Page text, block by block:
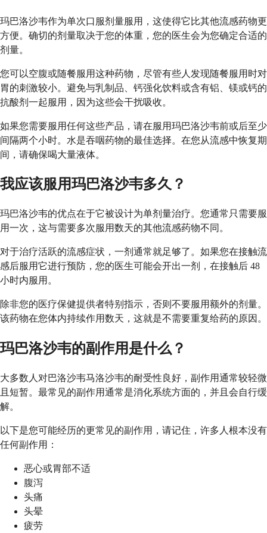
玛巴洛沙韦作为单次口服剂量服用，这使得它比其他流感药物更
方便。确切的剂量取决于您的体重，您的医生会为您确定合适的
剂量。
您可以空腹或随餐服用这种药物，尽管有些人发现随餐服用时对
胃的刺激较小。避免与乳制品、钙强化饮料或含有铝、镁或钙的
抗酸剂一起服用，因为这些会干扰吸收。
如果您需要服用任何这些产品，请在服用玛巴洛沙韦前或后至少
间隔两个小时。水是吞咽药物的最佳选择。在您从流感中恢复期
间，请确保喝大量液体。
我应该服用玛巴洛沙韦多久？
玛巴洛沙韦的优点在于它被设计为单剂量治疗。您通常只需要服
用一次，这与需要多次服用数天的其他流感药物不同。
对于治疗活跃的流感症状，一剂通常就足够了。如果您在接触流
感后服用它进行预防，您的医生可能会开出一剂，在接触后 48
小时内服用。
除非您的医疗保健提供者特别指示，否则不要服用额外的剂量。
该药物在您体内持续作用数天，这就是不需要重复给药的原因。
玛巴洛沙韦的副作用是什么？
大多数人对巴洛沙韦马洛沙韦的耐受性良好，副作用通常较轻微
且短暂。最常见的副作用通常是消化系统方面的，并且会自行缓
解。
以下是您可能经历的更常见的副作用，请记住，许多人根本没有
任何副作用：
恶心或胃部不适
腹泻
头痛
头晕
疲劳